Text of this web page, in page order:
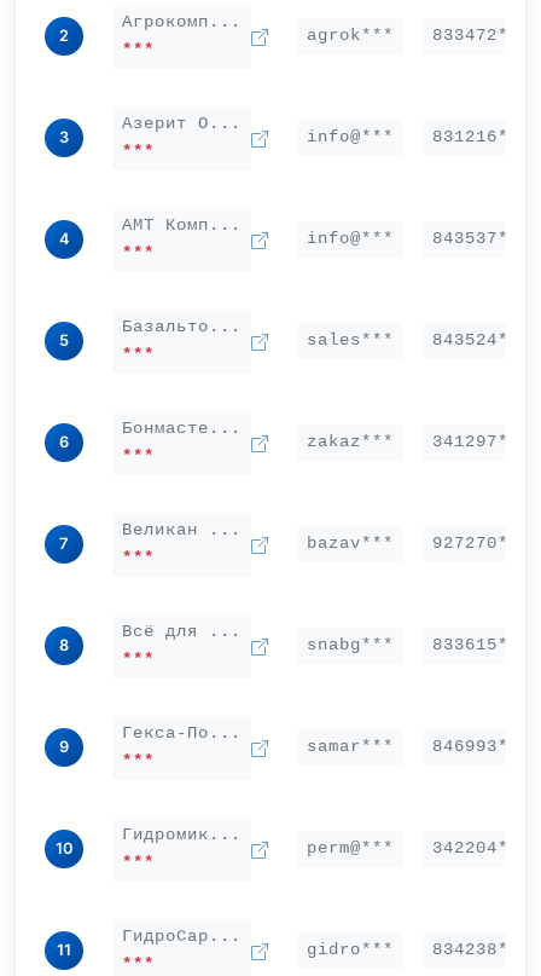
2
Агрокомп...
***
agrok*** 833472***
3
Азерит О...
***
info@*** 831216***
4
АМТ Комп...
***
info@*** 843537***
5
Базальто...
***
sales*** 843524***
6
Бонмасте...
***
zakaz*** 341297***
7
Великан ...
***
bazav*** 927270***
8
Всё для ...
***
snabg*** 833615***
9
Гекса-По...
***
samar*** 846993***
10
Гидромик...
***
perm@*** 342204***
11
ГидроСар...
***
gidro*** 834238***